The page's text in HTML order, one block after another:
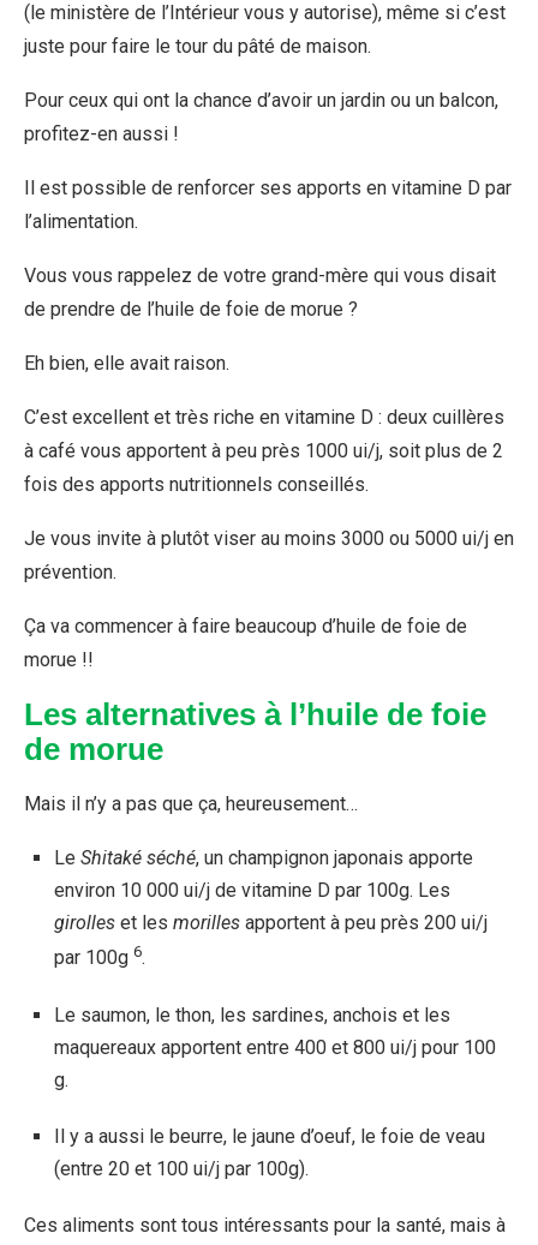
(le ministère de l’Intérieur vous y autorise), même si c’est
juste pour faire le tour du pâté de maison.
Pour ceux qui ont la chance d’avoir un jardin ou un balcon,
profitez-en aussi !
Il est possible de renforcer ses apports en vitamine D par
l’alimentation.
Vous vous rappelez de votre grand-mère qui vous disait
de prendre de l’huile de foie de morue ?
Eh bien, elle avait raison.
C’est excellent et très riche en vitamine D : deux cuillères
à café vous apportent à peu près 1000 ui/j, soit plus de 2
fois des apports nutritionnels conseillés.
Je vous invite à plutôt viser au moins 3000 ou 5000 ui/j en
prévention.
Ça va commencer à faire beaucoup d’huile de foie de
morue !!
Les alternatives à l’huile de foie
de morue
Mais il n’y a pas que ça, heureusement…
Le Shitaké séché, un champignon japonais apporte
environ 10 000 ui/j de vitamine D par 100g. Les
girolles et les morilles apportent à peu près 200 ui/j
par 100g 6.
Le saumon, le thon, les sardines, anchois et les
maquereaux apportent entre 400 et 800 ui/j pour 100
g.
Il y a aussi le beurre, le jaune d’oeuf, le foie de veau
(entre 20 et 100 ui/j par 100g).
Ces aliments sont tous intéressants pour la santé, mais à